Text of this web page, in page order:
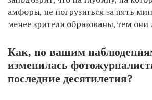
амфоры, не погрузиться за пять
менее зрители образованы, тем они
Как, по вашим
изменилась
последние десятилетия?